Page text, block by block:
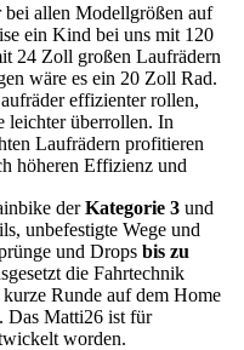
allen Modellgrößen auf
ein Kind bei uns mit 120
24 Zoll großen Laufrädern
wäre es ein 20 Zoll Rad.
effizienter rollen,
leichter überrollen. In
Laufrädern profitieren
höheren Effizienz und
derKategorie 3 und
unbefestigte Wege und
und Drops bis zu
die Fahrtechnik
Runde auf dem Home
Das Matti26 ist für
worden.